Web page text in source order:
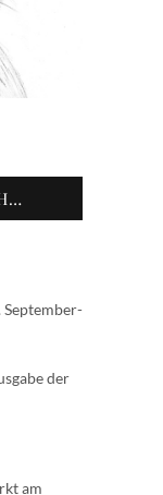
September-
der
am